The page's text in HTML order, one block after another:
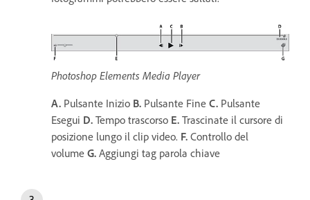
Photoshop Elements Media Player
A. Pulsante Inizio B. Pulsante Fine C. Pulsante
Esegui D. Tempo trascorso E. Trascinate il cursore di
posizione lungo il clip video. F. Controllo del
volume G. Aggiungi tag parola chiave